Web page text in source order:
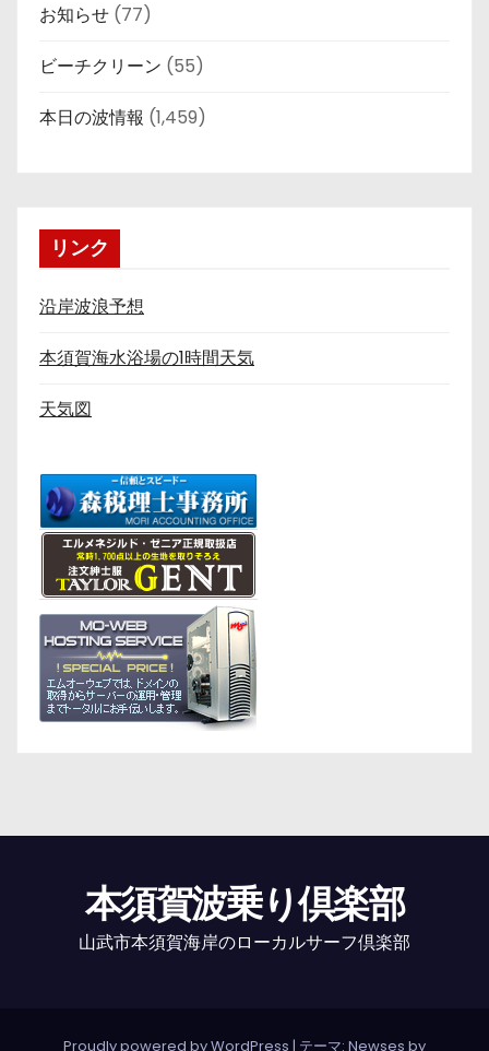
お知らせ (77)
ビーチクリーン (55)
本日の波情報 (1,459)
リンク
沿岸波浪予想
本須賀海水浴場の1時間天気
天気図
本須賀波乗り倶楽部
山武市本須賀海岸のローカルサーフ倶楽部
Proudly powered by WordPress | テーマ: Newses by